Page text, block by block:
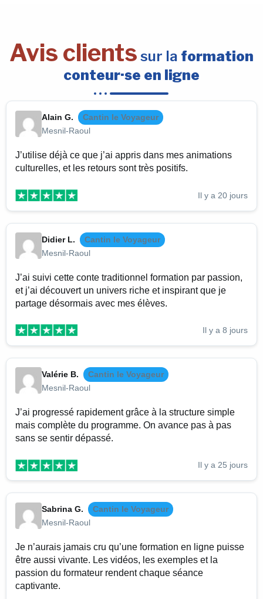
Avis clients sur la formation
conteur·se en ligne
Alain G.
Cantin le Voyageur
Mesnil-Raoul
J’utilise déjà ce que j’ai appris dans mes animations
culturelles, et les retours sont très positifs.
Il y a 20 jours
Didier L.
Cantin le Voyageur
Mesnil-Raoul
J’ai suivi cette conte traditionnel formation par passion,
et j’ai découvert un univers riche et inspirant que je
partage désormais avec mes élèves.
Il y a 8 jours
Valérie B.
Cantin le Voyageur
Mesnil-Raoul
J’ai progressé rapidement grâce à la structure simple
mais complète du programme. On avance pas à pas
sans se sentir dépassé.
Il y a 25 jours
Sabrina G.
Cantin le Voyageur
Mesnil-Raoul
Je n’aurais jamais cru qu’une formation en ligne puisse
être aussi vivante. Les vidéos, les exemples et la
passion du formateur rendent chaque séance
captivante.